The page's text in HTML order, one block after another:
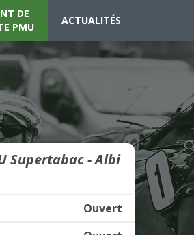
DE
PMU
ACTUALITÉS
Supertabac - Albi
Ouvert